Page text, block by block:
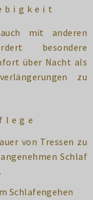
mit anderen
besondere
über Nacht als
zu
von Tressen zu
Schlaf
Schlafengehen